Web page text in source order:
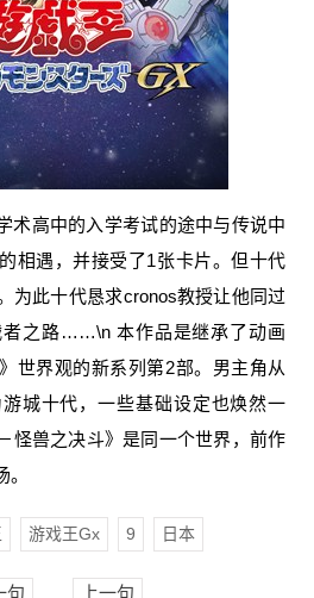
术高中的入学考试的途中与传说中
相遇，并接受了1张卡片。但十代
为此十代恳求cronos教授让他同过
者之路……\n 本作品是继承了动画
世界观的新系列第2部。男主角从
城十代，一些基础设定也焕然一
怪兽之决斗》是同一个世界，前作
游戏王Gx 9 日本
句 上一句